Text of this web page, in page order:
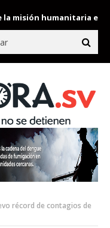
humanitaria enviada
récord de contagios de